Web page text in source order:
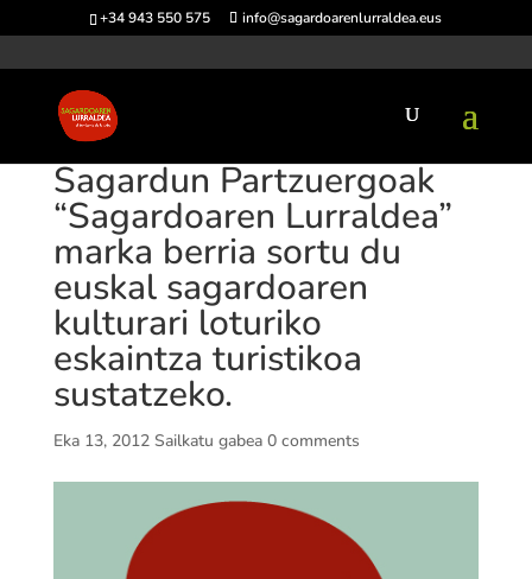
+34 943 550 575 info@sagardoarenlurraldea.eus
Sagardun Partzuergoak
“Sagardoaren Lurraldea”
marka berria sortu du
euskal sagardoaren
kulturari loturiko
eskaintza turistikoa
sustatzeko.
Eka 13, 2012 Sailkatu gabea 0 comments